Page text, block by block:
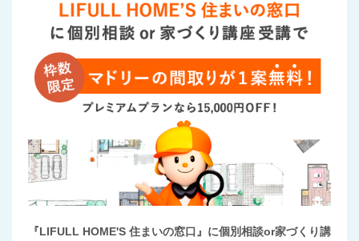
『LIFULL HOME'S 住まいの窓口』に個別相談or家づくり講